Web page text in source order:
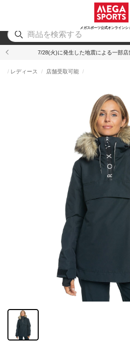
メガスポーツ公式オンラインシ
アウトドア
7/28(火)に発生した地震による一部
レディース 店舗受取可能